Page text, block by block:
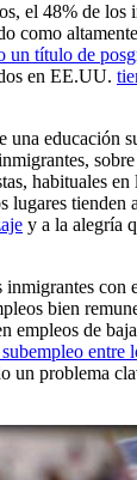
el 48% de los
como
un título de
en EE.UU.
una educación
habituales
lugares tienden
y a la alegría
con
bien
empleos de
entre
un problema